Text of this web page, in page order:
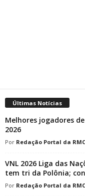
Últimas Notícias
Melhores jogadores
2026
Redação Portal da RMC
VNL 2026 Liga das
tem tri da Polônia;
Redação Portal da RMC